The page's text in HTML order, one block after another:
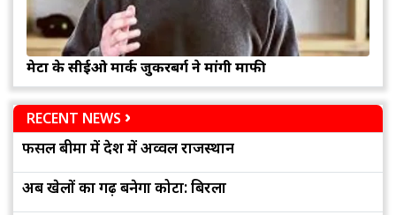
मेटा के सीईओ मार्क जुकरबर्ग ने मांगी माफी
RECENT NEWS
फसल बीमा में देश में अव्वल राजस्थान
अब खेलों का गढ़ बनेगा कोटा: बिरला